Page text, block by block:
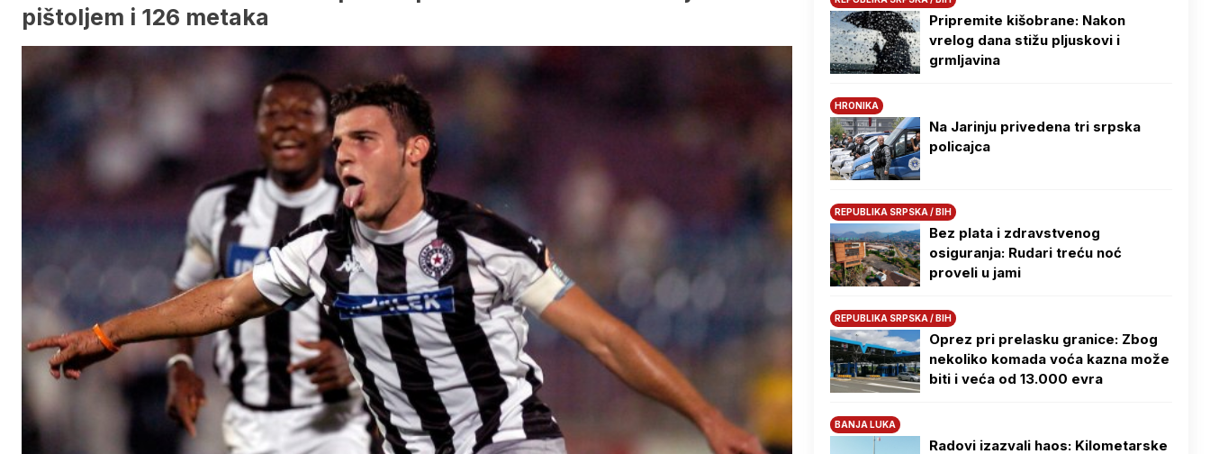
pištoljem i 126 metaka
Pripremite kišobrane: Nakon
vrelog dana stižu pljuskovi i
grmljavina
HRONIKA
Na Јarinju privedena tri srpska
policajca
REPUBLIKA SRPSKA / BIH
Bez plata i zdravstvenog
osiguranja: Rudari treću noć
proveli u jami
REPUBLIKA SRPSKA / BIH
Oprez pri prelasku granice: Zbog
nekoliko komada voća kazna može
biti i veća od 13.000 evra
BANJA LUKA
Radovi izazvali haos: Kilometarske